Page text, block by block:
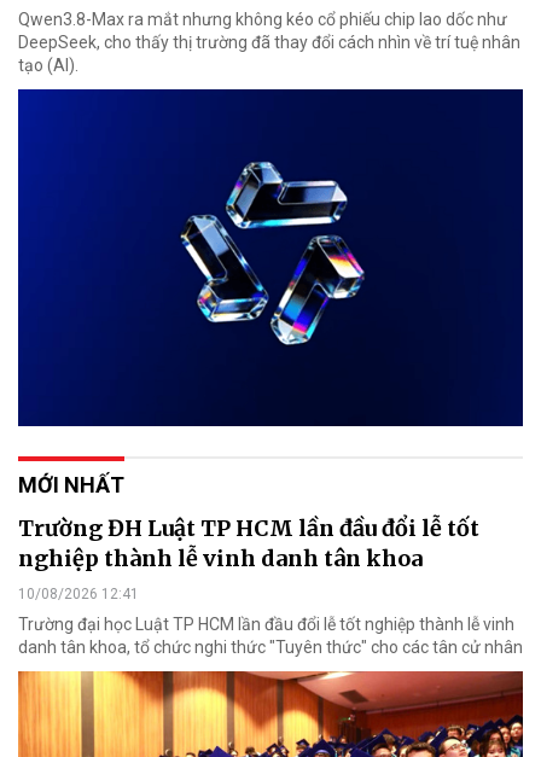
Qwen3.8-Max ra mắt nhưng không kéo cổ phiếu chip lao dốc như
DeepSeek, cho thấy thị trường đã thay đổi cách nhìn về trí tuệ nhân
tạo (AI).
MỚI NHẤT
Trường ĐH Luật TP HCM lần đầu đổi lễ tốt
nghiệp thành lễ vinh danh tân khoa
10/08/2026 12:41
Trường đại học Luật TP HCM lần đầu đổi lễ tốt nghiệp thành lễ vinh
danh tân khoa, tổ chức nghi thức "Tuyên thức" cho các tân cử nhân